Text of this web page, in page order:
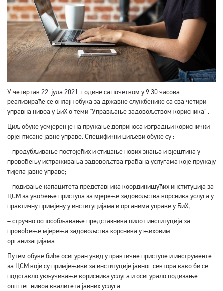
У четвртак 22. јула 2021. године са почетком у 9:30 часова
реализираће се онлајн обука за државне службенике са сва четири
управна нивоа у БиХ о теми “Управљање задовољством корисника” .
Циљ обуке усмјерен је на пружање доприноса изградњи кориснички
орјентисане јавне управе. Специфични циљеви обуке су :
– продубљивање постојећих и стицање нових знања и вјештина у
провођењу истраживања задовољства грађана услугама које пружају
тијела јавне управе;
– подизање капацитета представника координишућих институција за
ЦСМ за увођење приступа за мјерење задовољства корсника услуга у
практичну примјену у институцијама и органима управе у БиХ;
– стручно оспособљавање представника пилот институција за
провођење мјерења задовољства корсника у њиховим
организацијама.
Путем обуке биће осигуран увид у практичне приступе и инструменте
за ЦСМ који су примјењиви за институције јавног сектора како би се
подстакло укључивање корисника услуга и осигурало подизање
општег нивоа квалитета јавних услуга.